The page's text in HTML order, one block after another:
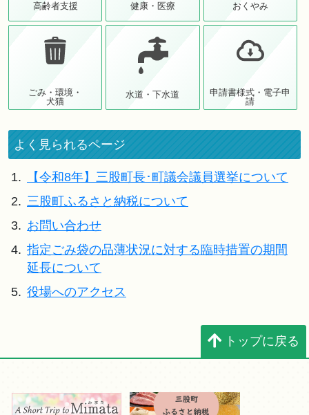
高齢者支援 健康・医療 おくやみ
ごみ・環境・
犬猫
水道・下水道
申請書様式・電子申
請
よく見られるページ
1.
【令和8年】三股町長･町議会議員選挙について
2. 三股町ふるさと納税について
3. お問い合わせ
4. 指定ごみ袋の品薄状況に対する臨時措置の期間
延長について
5. 役場へのアクセス
トップに戻る